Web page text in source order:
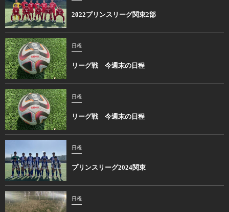
2022プリンスリーグ関東2部
日程
リーグ戦 今週末の日程
日程
リーグ戦 今週末の日程
日程
プリンスリーグ2024関東
日程